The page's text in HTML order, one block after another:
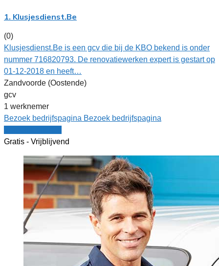
1. Klusjesdienst.Be
(0)
Klusjesdienst.Be is een gcv die bij de KBO bekend is onder
nummer 716820793. De renovatiewerken expert is gestart op
01-12-2018 en heeft…
Zandvoorde (Oostende)
gcv
1 werknemer
Bezoek bedrijfspagina Bezoek bedrijfspagina
Gratis - Vrijblijvend